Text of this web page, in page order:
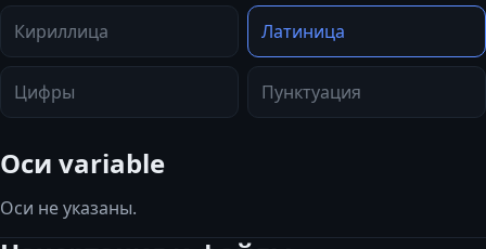
Кириллица Латиница
Цифры Пунктуация
Оси variable
Оси не указаны.